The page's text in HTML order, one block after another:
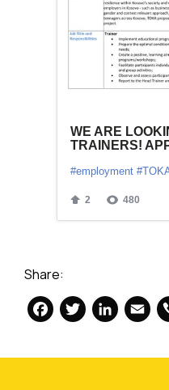
Share:
Facebook
Twitter